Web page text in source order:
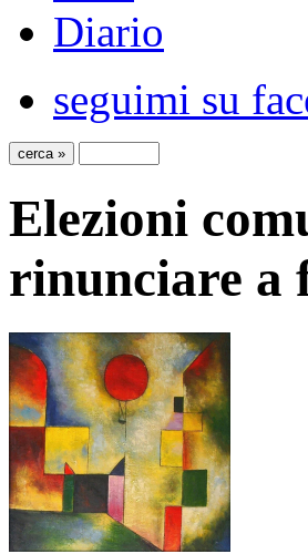
Diario
seguimi su
Elezioni
rinunciare a